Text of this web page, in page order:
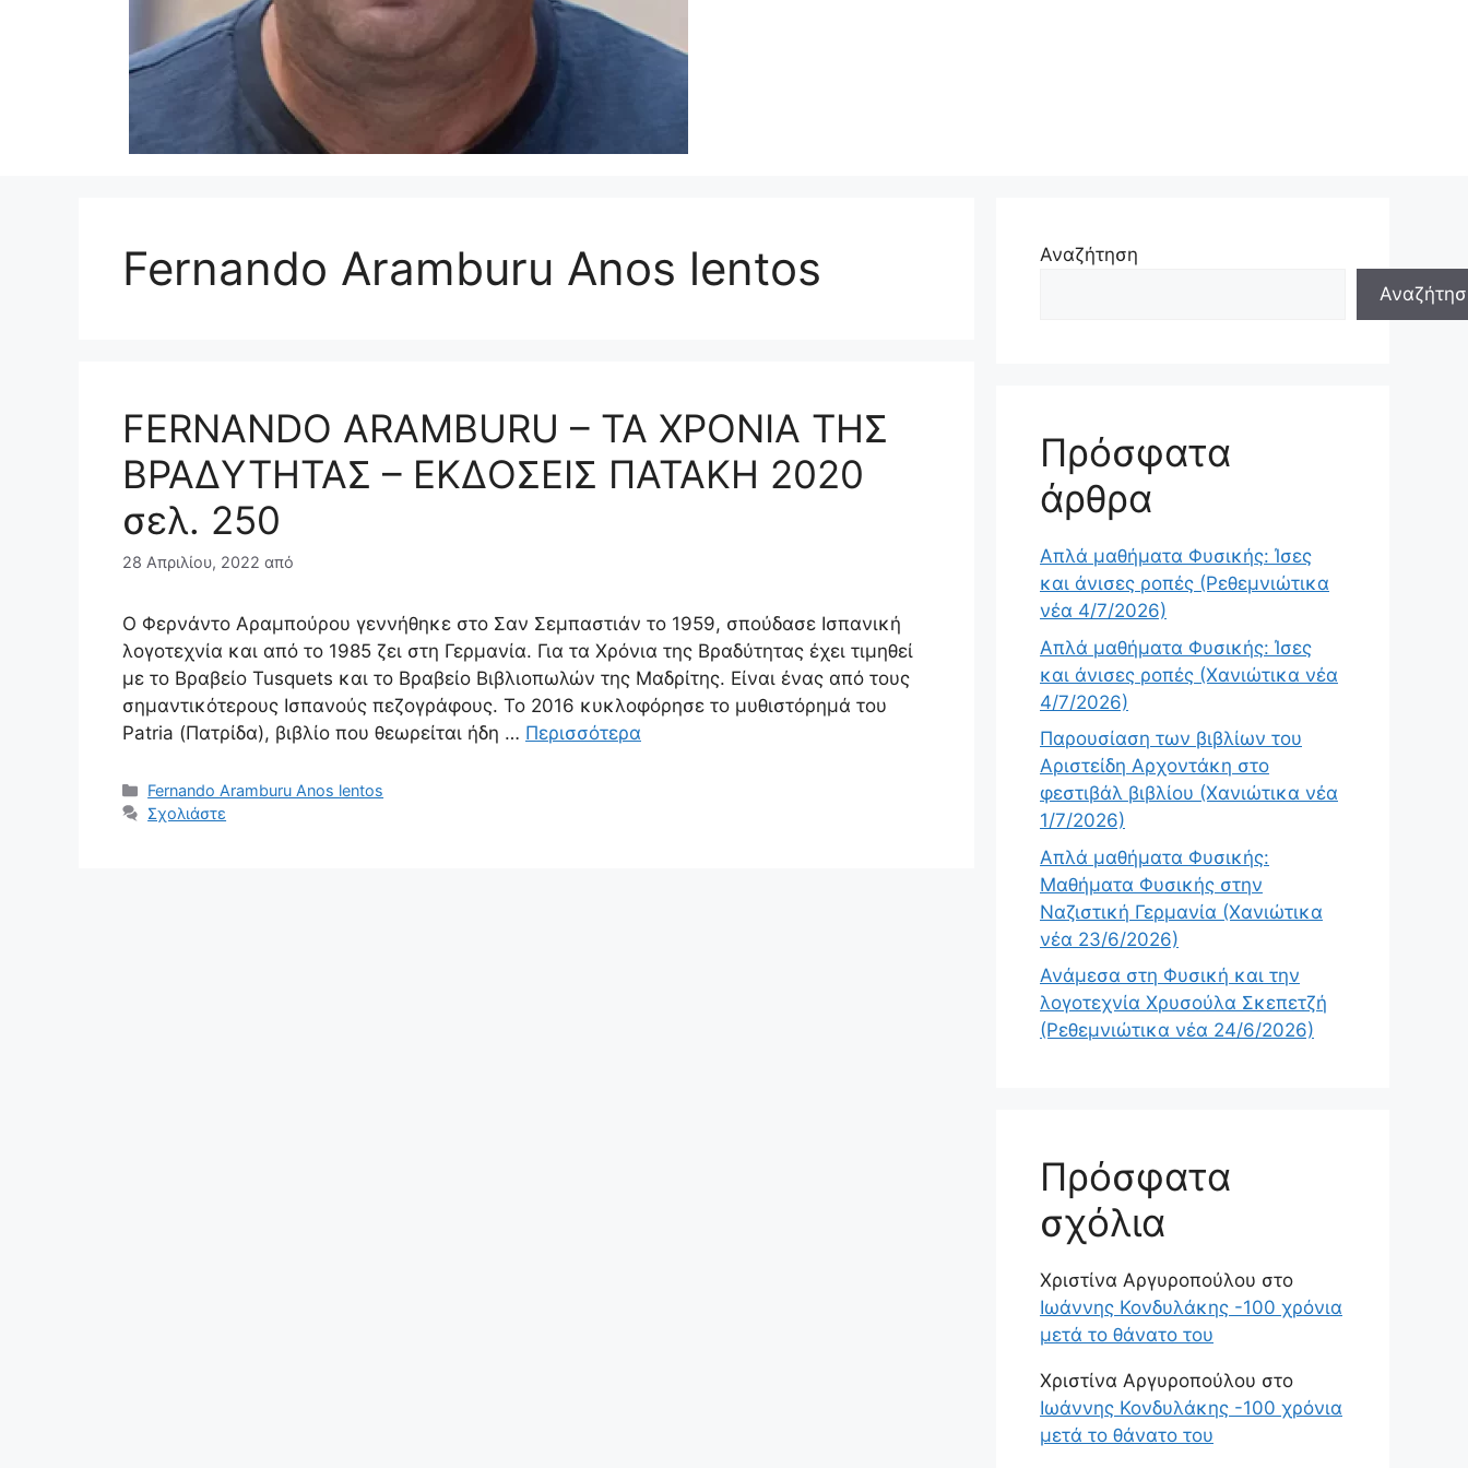
Fernando Aramburu Anos lentos
FERNANDO ARAMBURU – ΤΑ ΧΡΟΝΙΑ ΤΗΣ
ΒΡΑΔΥΤΗΤΑΣ – ΕΚΔΟΣΕΙΣ ΠΑΤΑΚΗ 2020
σελ. 250
28 Απριλίου, 2022 από
Ο Φερνάντο Αραμπούρου γεννήθηκε στο Σαν Σεμπαστιάν το 1959, σπούδασε Ισπανική
λογοτεχνία και από το 1985 ζει στη Γερμανία. Για τα Χρόνια της Βραδύτητας έχει τιμηθεί
με το Βραβείο Tusquets και το Βραβείο Βιβλιοπωλών της Μαδρίτης. Είναι ένας από τους
σημαντικότερους Ισπανούς πεζογράφους. Το 2016 κυκλοφόρησε το μυθιστόρημά του
Patria (Πατρίδα), βιβλίο που θεωρείται ήδη … Περισσότερα
Κατηγορίες
Fernando Aramburu Anos lentos
Σχολιάστε
Αναζήτηση
Πρόσφατα
άρθρα
Απλά μαθήματα Φυσικής: Ίσες
και άνισες ροπές (Ρεθεμνιώτικα
νέα 4/7/2026)
Απλά μαθήματα Φυσικής: Ίσες
και άνισες ροπές (Χανιώτικα νέα
4/7/2026)
Παρουσίαση των βιβλίων του
Αριστείδη Αρχοντάκη στο
φεστιβάλ βιβλίου (Χανιώτικα νέα
1/7/2026)
Απλά μαθήματα Φυσικής:
Μαθήματα Φυσικής στην
Ναζιστική Γερμανία (Χανιώτικα
νέα 23/6/2026)
Ανάμεσα στη Φυσική και την
λογοτεχνία Χρυσούλα Σκεπετζή
(Ρεθεμνιώτικα νέα 24/6/2026)
Πρόσφατα
σχόλια
Χριστίνα Αργυροπούλου στο
Ιωάννης Κονδυλάκης -100 χρόνια
μετά το θάνατο του
Χριστίνα Αργυροπούλου στο
Ιωάννης Κονδυλάκης -100 χρόνια
μετά το θάνατο του